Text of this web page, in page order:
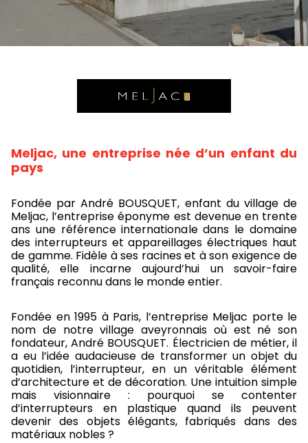
Meljac, une entreprise née d’un enfant du
pays
Fondée par André BOUSQUET, enfant du village de
Meljac, l’entreprise éponyme est devenue en trente
ans une référence internationale dans le domaine
des interrupteurs et appareillages électriques haut
de gamme. Fidèle à ses racines et à son exigence de
qualité, elle incarne aujourd’hui un savoir-faire
français reconnu dans le monde entier.
Fondée en 1995 à Paris, l’entreprise Meljac porte le
nom de notre village aveyronnais où est né son
fondateur, André BOUSQUET. Électricien de métier, il
a eu l’idée audacieuse de transformer un objet du
quotidien, l’interrupteur, en un véritable élément
d’architecture et de décoration. Une intuition simple
mais visionnaire : pourquoi se contenter
d’interrupteurs en plastique quand ils peuvent
devenir des objets élégants, fabriqués dans des
matériaux nobles ?